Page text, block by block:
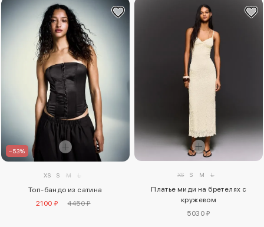
–53%
XS S M L
Топ-бандо из сатина
2100 ₽
4450 ₽
XS S M L
Платье миди на бретелях с
кружевом
5030 ₽